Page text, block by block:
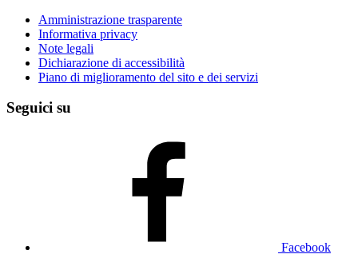
Amministrazione trasparente
Informativa privacy
Note legali
Dichiarazione di accessibilità
Piano di miglioramento del sito e dei servizi
Seguici su
Facebook